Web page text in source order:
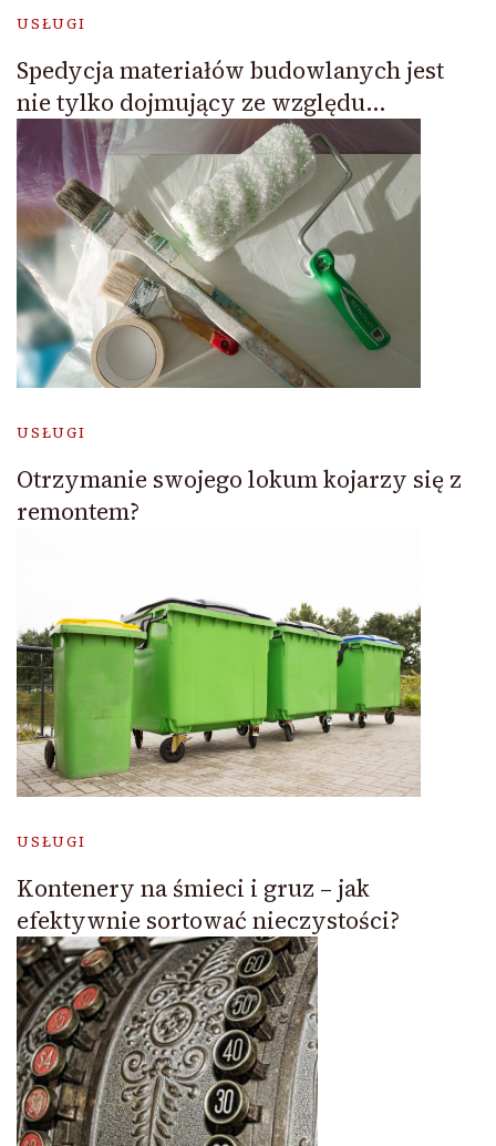
USŁUGI
Spedycja materiałów budowlanych jest
nie tylko dojmujący ze względu…
USŁUGI
Otrzymanie swojego lokum kojarzy się z
remontem?
USŁUGI
Kontenery na śmieci i gruz – jak
efektywnie sortować nieczystości?